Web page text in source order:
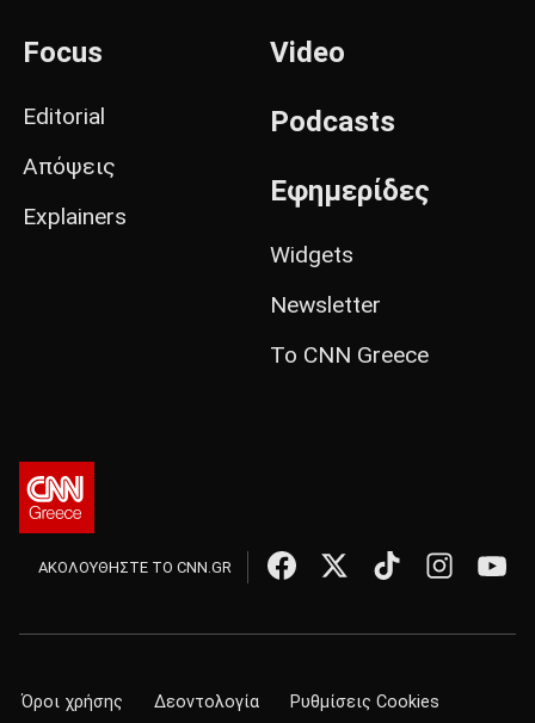
Focus
Editorial
Απόψεις
Explainers
Video
Podcasts
Εφημερίδες
Widgets
Newsletter
Το CNN Greece
ΑΚΟΛΟΥΘΗΣΤΕ ΤΟ CNN.GR
Όροι χρήσης Δεοντολογία Ρυθμίσεις Cookies